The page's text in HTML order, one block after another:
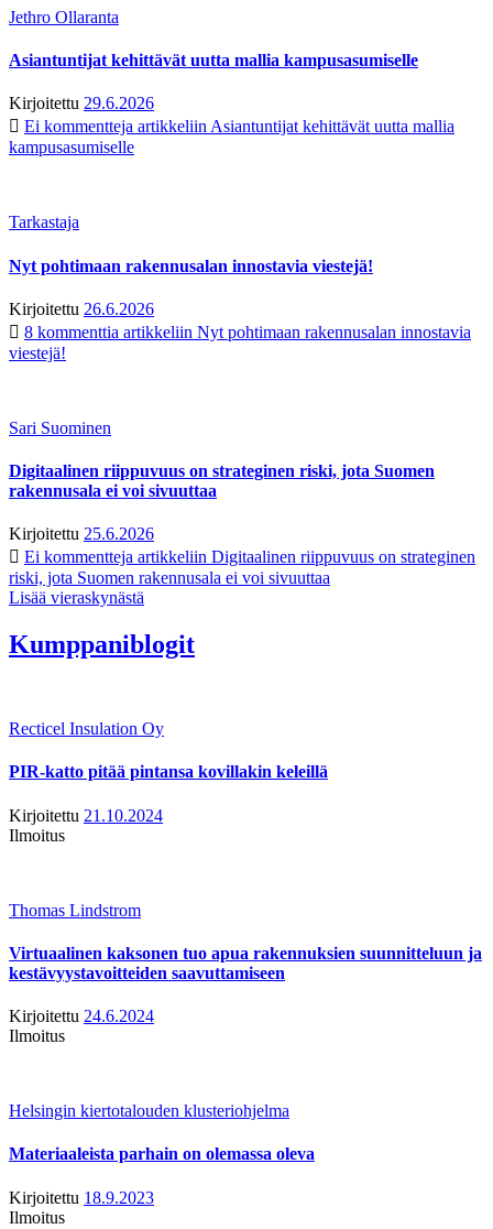
Jethro Ollaranta
Asiantuntijat kehittävät uutta mallia kampusasumiselle
Kirjoitettu 29.6.2026
Ei kommentteja artikkeliin Asiantuntijat kehittävät uutta mallia
kampusasumiselle
Tarkastaja
Nyt pohtimaan rakennusalan innostavia viestejä!
Kirjoitettu 26.6.2026
8 kommenttia artikkeliin Nyt pohtimaan rakennusalan innostavia
viestejä!
Sari Suominen
Digitaalinen riippuvuus on strateginen riski, jota Suomen
rakennusala ei voi sivuuttaa
Kirjoitettu 25.6.2026
Ei kommentteja artikkeliin Digitaalinen riippuvuus on strateginen
riski, jota Suomen rakennusala ei voi sivuuttaa
Lisää vieraskynästä
Kumppaniblogit
Recticel Insulation Oy
PIR-katto pitää pintansa kovillakin keleillä
Kirjoitettu 21.10.2024
Ilmoitus
Thomas Lindstrom
Virtuaalinen kaksonen tuo apua rakennuksien suunnitteluun ja
kestävyystavoitteiden saavuttamiseen
Kirjoitettu 24.6.2024
Ilmoitus
Helsingin kiertotalouden klusteriohjelma
Materiaaleista parhain on olemassa oleva
Kirjoitettu 18.9.2023
Ilmoitus